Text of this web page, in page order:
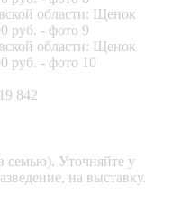
842
семью). Уточняйте у
на выставку.